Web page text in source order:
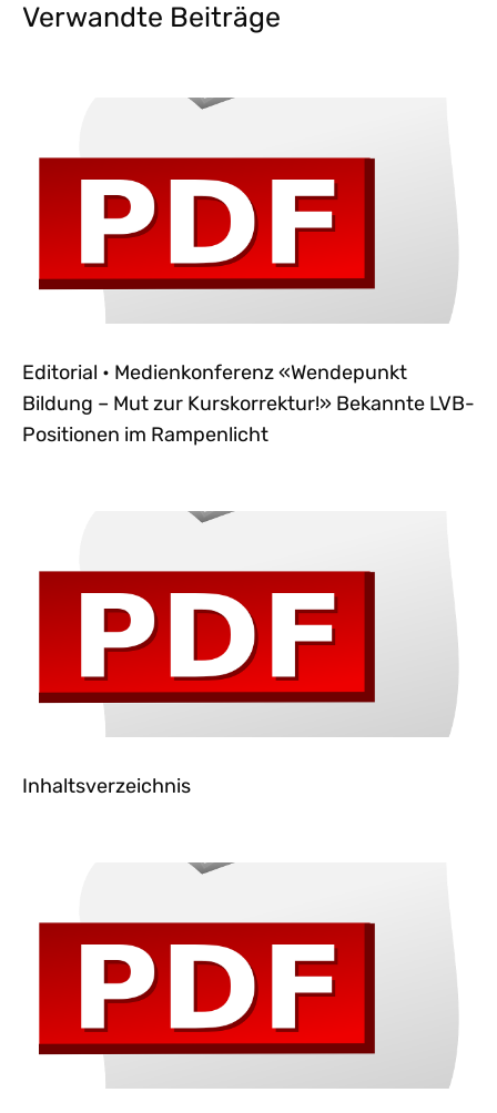
Verwandte Beiträge
Editorial • Medienkonferenz «Wendepunkt
Bildung – Mut zur Kurskorrektur!» Bekannte LVB-
Positionen im Rampenlicht
Inhaltsverzeichnis